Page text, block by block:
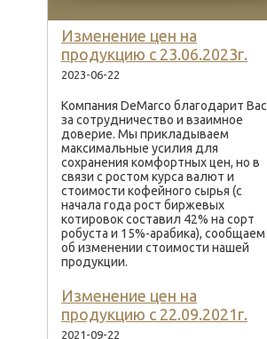
Изменение цен на
продукцию с 23.06.2023г.
2023-06-22
Компания DeMarco благодарит Вас
за сотрудничество и взаимное
доверие. Мы прикладываем
максимальные усилия для
сохранения комфортных цен, но в
связи с ростом курса валют и
стоимости кофейного сырья (с
начала года рост биржевых
котировок составил 42% на сорт
робуста и 15%-арабика), сообщаем
об изменении стоимости нашей
продукции.
Изменение цен на
продукцию с 22.09.2021г.
2021-09-22